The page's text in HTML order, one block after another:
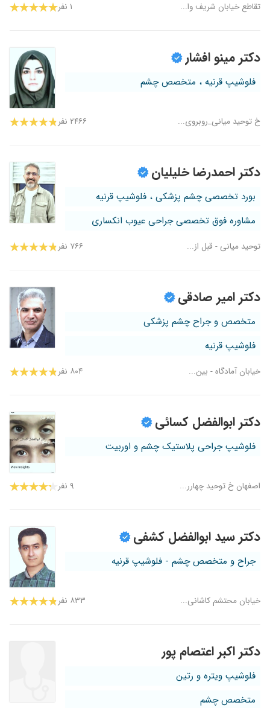
تقاطع خیابان شریف وا... ۱ نفر
دکتر مینو افشار
فلوشیپ قرنیه ، متخصص چشم
خ توحید میانی_روبروی... ۲۴۶۶ نفر
دکتر احمدرضا خلیلیان
بورد تخصصی چشم پزشکی ، فلوشیپ قرنیه
مشاوره فوق تخصصی جراحی عیوب انکساری
توحید میانی - قبل از... ۷۶۶ نفر
دکتر امیر صادقی
متخصص و جراح چشم پزشکی
فلوشیپ قرنیه
خیابان آمادگاه - بین... ۸۰۴ نفر
دکتر ابوالفضل کسائی
فلوشیپ جراحی پلاستیک چشم و اوربیت
اصفهان خ توحید چهارر... ۹ نفر
دکتر سید ابوالفضل کشفی
جراح و متخصص چشم - فلوشیپ قرنیه
خیابان محتشم کاشانی... ۸۳۳ نفر
دکتر اکبر اعتصام پور
فلوشیپ ویتره و رتین
متخصص چشم